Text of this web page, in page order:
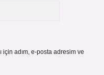
için adım, e-posta adresim ve